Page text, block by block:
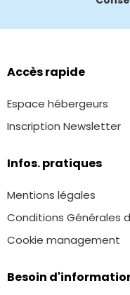
Accès rapide
Espace hébergeurs
Inscription Newsletter
Infos. pratiques
Mentions légales
Conditions Générales
Cookie management
Besoin